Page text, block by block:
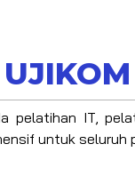
pelatihan IT,
untuk